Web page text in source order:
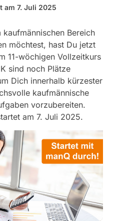
am 7. Juli 2025
Bereich
möchtest, hast Du jetzt
11-wöchigen Vollzeitkurs
sind noch Plätze
Dich innerhalb kürzester
kaufmännische
vorzubereiten.
am 7. Juli 2025.